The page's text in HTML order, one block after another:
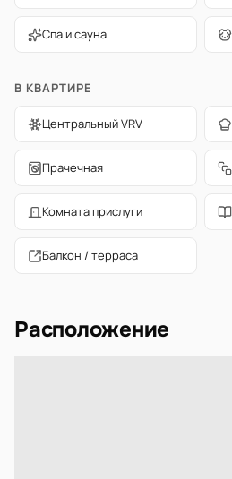
Спа и сауна
В КВАРТИРЕ
Центральный VRV
Прачечная
Комната прислуги
Балкон / терраса
Расположение